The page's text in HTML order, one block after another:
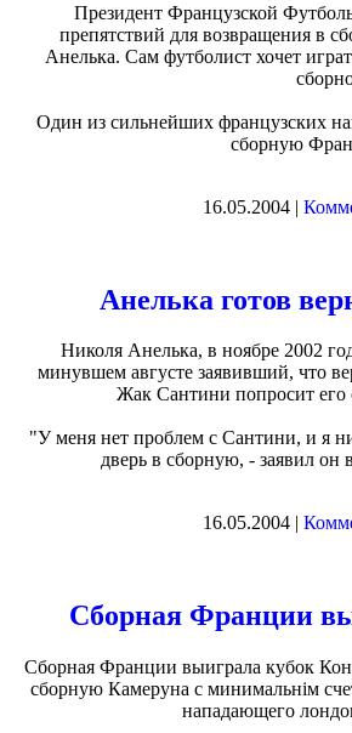
Президент Французской
препятствий для возвращения в
Анелька. Сам футболист хочет
Один из сильнейших французских
сборную
16.05.2004 |
Анелька готов
Николя Анелька, в ноябре 2002
минувшем августе заявивший, что
Жак Сантини попросит его
"У меня нет проблем с Сантини, и я
дверь в сборную, - заявил он
16.05.2004 |
Сборная Франции
Сборная Франции выиграла кубок
сборную Камеруна с минимальнім
нападающего